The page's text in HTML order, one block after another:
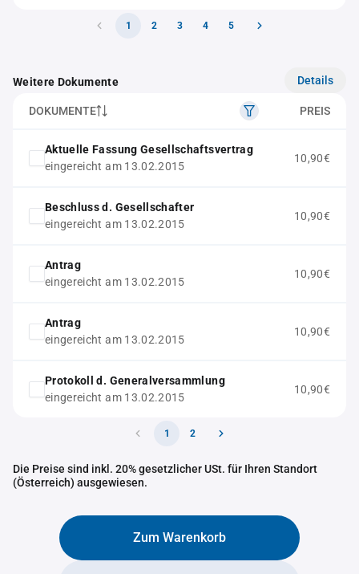
1 2 3 4 5
Weitere Dokumente Details
DOKUMENTE PREIS
Aktuelle Fassung Gesellschaftsvertrag
eingereicht am 13.02.2015
10,90€
Beschluss d. Gesellschafter
eingereicht am 13.02.2015
10,90€
Antrag
eingereicht am 13.02.2015
10,90€
Antrag
eingereicht am 13.02.2015
10,90€
Protokoll d. Generalversammlung
eingereicht am 13.02.2015
10,90€
1 2
Die Preise sind inkl. 20% gesetzlicher USt. für Ihren Standort
(Österreich) ausgewiesen.
Zum Warenkorb